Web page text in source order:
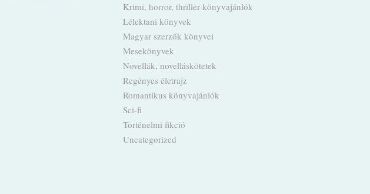
Krimi, horror, thriller könyvajánlók
Lélektani könyvek
Magyar szerzők könyvei
Mesekönyvek
Novellák, novelláskötetek
Regényes életrajz
Romantikus könyvajánlók
Sci-fi
Történelmi fikció
Uncategorized